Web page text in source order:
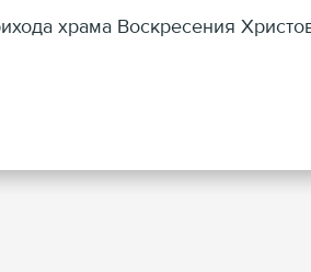
храма Воскресения